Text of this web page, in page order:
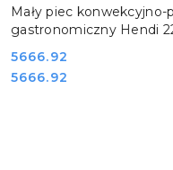
Mały piec
gastronomiczny Hendi
Cena:
5666.92
Cena:
5666.92